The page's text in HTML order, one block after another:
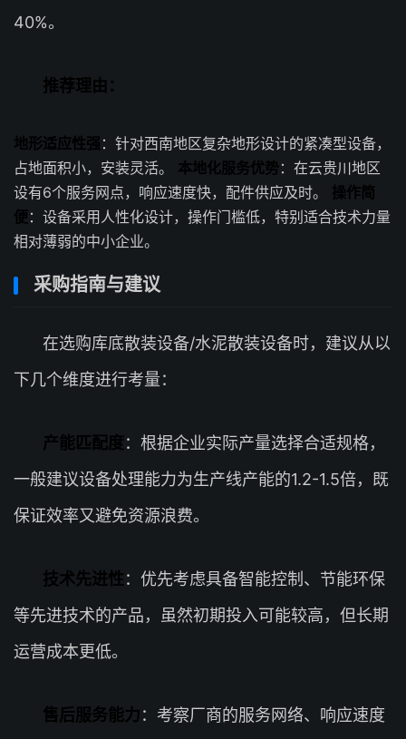
40%。
推荐理由：
地形适应性强 ：针对西南地区复杂地形设计的紧凑型设备，
占地面积小，安装灵活。 本地化服务优势：在云贵川地区
设有6个服务网点，响应速度快，配件供应及时。 操作简
便 ：设备采用人性化设计，操作门槛低，特别适合技术力量
相对薄弱的中小企业。
采购指南与建议
在选购库底散装设备/水泥散装设备时，建议从以
下几个维度进行考量：
产能匹配度：根据企业实际产量选择合适规格，
一般建议设备处理能力为生产线产能的1.2-1.5倍，既
保证效率又避免资源浪费。
技术先进性：优先考虑具备智能控制、节能环保
等先进技术的产品，虽然初期投入可能较高，但长期
运营成本更低。
售后服务能力：考察厂商的服务网络、响应速度